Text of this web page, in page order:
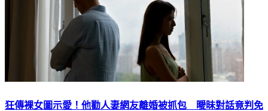
狂傳裸女圖示愛！他勸人妻網友離婚被抓包 曖昧對話竟判免